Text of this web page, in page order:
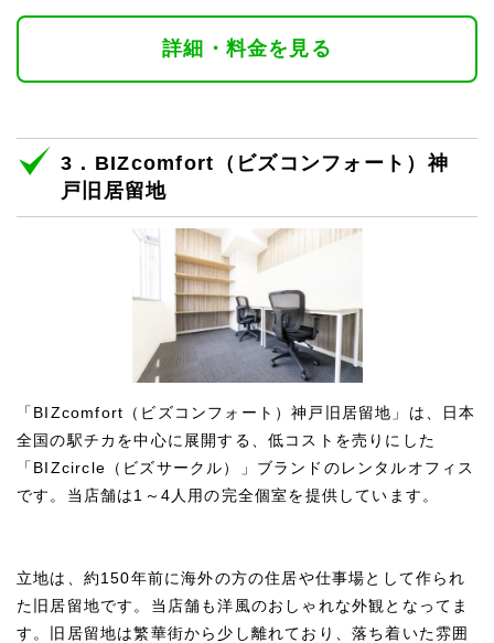
詳細・料金を見る
3．BIZcomfort（ビズコンフォート）神
戸旧居留地
「BIZcomfort（ビズコンフォート）神戸旧居留地」は、日本
全国の駅チカを中心に展開する、低コストを売りにした
「BIZcircle（ビズサークル）」ブランドのレンタルオフィス
です。当店舗は1～4人用の完全個室を提供しています。
立地は、約150年前に海外の方の住居や仕事場として作られ
た旧居留地です。当店舗も洋風のおしゃれな外観となってま
す。旧居留地は繁華街から少し離れており、落ち着いた雰囲